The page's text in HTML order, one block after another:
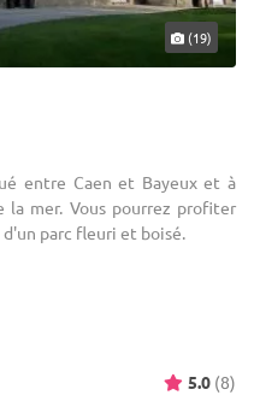
(19)
entre Caen et Bayeux et à
la mer. Vous pourrez profiter
parc fleuri et boisé.
5.0 (8)